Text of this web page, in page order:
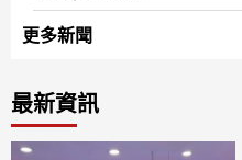
更多新聞
最新資訊